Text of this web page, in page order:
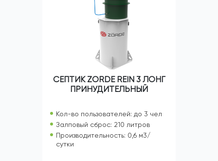
СЕПТИК ZORDE REIN 3 ЛОНГ
ПРИНУДИТЕЛЬНЫЙ
Кол-во пользователей: до 3 чел
Залповый сброс: 210 литров
Производительность: 0,6 м3/
сутки